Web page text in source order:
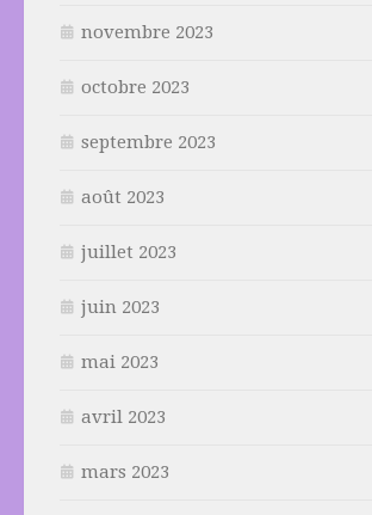
novembre 2023
octobre 2023
septembre 2023
août 2023
juillet 2023
juin 2023
mai 2023
avril 2023
mars 2023